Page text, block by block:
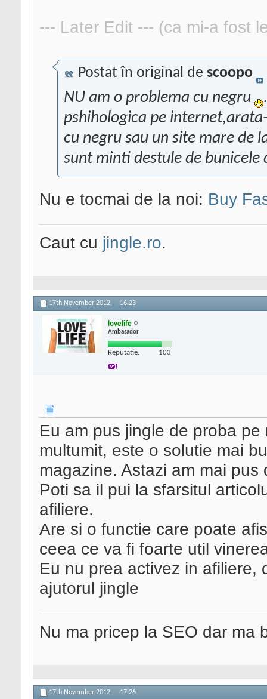
--- Later Edit --- (ca mi-a fost
Postat în original de scoopo
NU am o problema cu negru
pshihologica pe
cu negru sau un site mare de
sunt minti destule de
Nu e tocmai de la noi: Buy
Caut cu jingle.ro.
17th November 2012, 16:23
lovelife
Ambasador
Reputatie: 103
Eu am pus jingle de proba
multumit, este o solutie mai
magazine. Astazi am mai pus
Poti sa il pui la sfarsitul
afiliere.
Are si o functie care poate
ceea ce va fi foarte util
Eu nu prea activez in afiliere,
ajutorul jingle
Nu ma pricep la SEO dar ma
17th November 2012, 17:26